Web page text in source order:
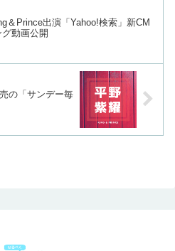
＆Prince出演「Yahoo!検索」新CM
動画公開
の「サンデー毎